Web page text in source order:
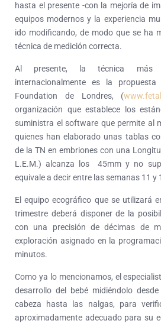
hasta el presente -con la mejoría de
equipos modernos y la experiencia
ido modificando, de modo que se ha
técnica de medición correcta.
Al presente, la técnica más
internacionalmente es la
Foundation de Londres, (
organización que establece los
suministra el software que permite al
quienes han elaborado unas tablas
de la TN en embriones con una
L.E.M.) alcanza los 45mm y no
equivale a decir entre las semanas 11 y
El equipo ecográfico que se utilizará
trimestre deberá disponer de la
con una precisión de décimas de
exploración asignado en la
minutos.
Como ya lo mencionamos, el
desarrollo del bebé midiéndolo
cabeza hasta las nalgas, para
aproximadamente adecuado para su